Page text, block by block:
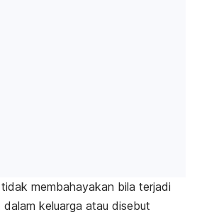
membahayakan bila terjadi
keluarga atau disebut